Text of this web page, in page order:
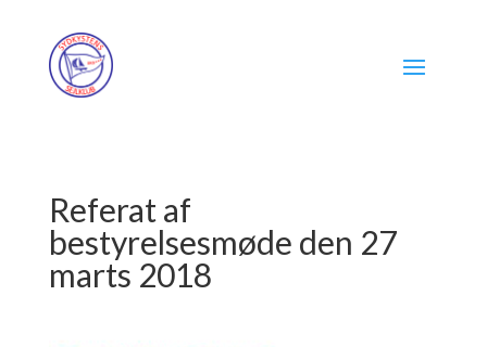
Referat af
bestyrelsesmøde den 27
marts 2018